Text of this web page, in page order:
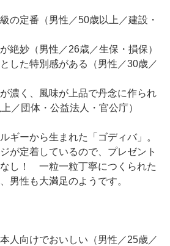
の定番（男性／50歳以上／建設・
絶妙（男性／26歳／生保・損保）
した特別感がある（男性／30歳／
濃く、風味が上品で丹念に作られ
／団体・公益法人・官公庁）
ギーから生まれた「ゴディバ」。
が定着しているので、プレゼント
し！ 一粒一粒丁寧につくられた
男性も大満足のようです。
人向けでおいしい（男性／25歳／